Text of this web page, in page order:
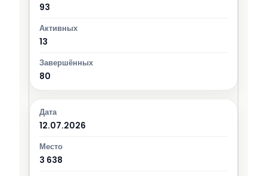
93
13
80
12.07.2026
3 638